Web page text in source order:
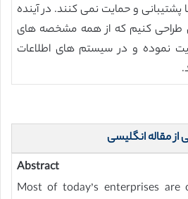
پشتیبانی و حمایت نمی کنند. در آینده
طراحی کنیم که از همه مشخصه های
نموده و در سیستم های اطلاعات
مقاله انگلیسی
Abstract
Most of today’s enterprises